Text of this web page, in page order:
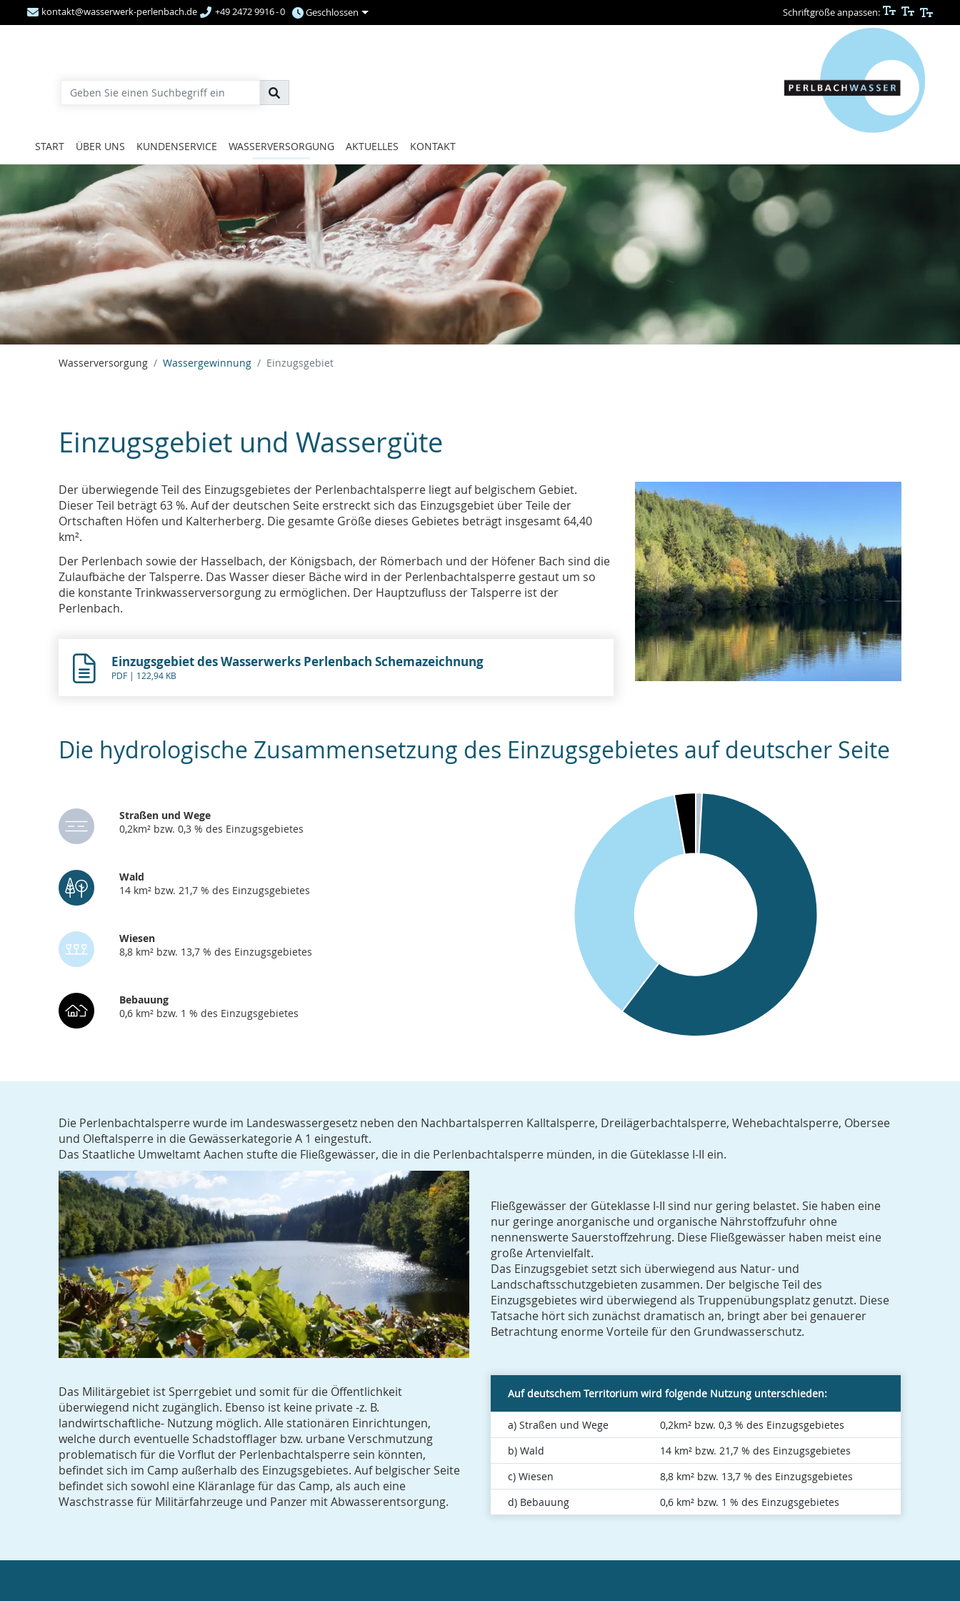
kontakt@wasserwerk-perlenbach.de +49 2472 9916 - 0 Geschlossen Schriftgröße anpassen:
Geben Sie einen Suchbegriff ein
START ÜBER UNS KUNDENSERVICE WASSERVERSORGUNG AKTUELLES KONTAKT
Wasserversorgung Wassergewinnung Einzugsgebiet
Einzugsgebiet und Wassergüte
Der überwiegende Teil des Einzugsgebietes der Perlenbachtalsperre liegt auf belgischem Gebiet.
Dieser Teil beträgt 63 %. Auf der deutschen Seite erstreckt sich das Einzugsgebiet über Teile der
Ortschaften Höfen und Kalterherberg. Die gesamte Größe dieses Gebietes beträgt insgesamt 64,40
km².
Der Perlenbach sowie der Hasselbach, der Königsbach, der Römerbach und der Höfener Bach sind die
Zulaufbäche der Talsperre. Das Wasser dieser Bäche wird in der Perlenbachtalsperre gestaut um so
die konstante Trinkwasserversorgung zu ermöglichen. Der Hauptzufluss der Talsperre ist der
Perlenbach.
Einzugsgebiet des Wasserwerks Perlenbach Schemazeichnung
PDF | 122,94 KB
Die hydrologische Zusammensetzung des Einzugsgebietes auf deutscher Seite
Straßen und Wege
0,2km² bzw. 0,3 % des Einzugsgebietes
Wald
14 km² bzw. 21,7 % des Einzugsgebietes
Wiesen
8,8 km² bzw. 13,7 % des Einzugsgebietes
Bebauung
0,6 km² bzw. 1 % des Einzugsgebietes
Die Perlenbachtalsperre wurde im Landeswassergesetz neben den Nachbartalsperren Kalltalsperre, Dreilägerbachtalsperre, Wehebachtalsperre, Obersee
und Oleftalsperre in die Gewässerkategorie A 1 eingestuft.
Das Staatliche Umweltamt Aachen stufte die Fließgewässer, die in die Perlenbachtalsperre münden, in die Güteklasse I-II ein.
Fließgewässer der Güteklasse I-II sind nur gering belastet. Sie haben eine
nur geringe anorganische und organische Nährstoffzufuhr ohne
nennenswerte Sauerstoffzehrung. Diese Fließgewässer haben meist eine
große Artenvielfalt.
Das Einzugsgebiet setzt sich überwiegend aus Natur- und
Landschaftsschutzgebieten zusammen. Der belgische Teil des
Einzugsgebietes wird überwiegend als Truppenübungsplatz genutzt. Diese
Tatsache hört sich zunächst dramatisch an, bringt aber bei genauerer
Betrachtung enorme Vorteile für den Grundwasserschutz.
Auf deutschem Territorium wird folgende Nutzung unterschieden:
a) Straßen und Wege
0,2km² bzw. 0,3 % des Einzugsgebietes
b) Wald
14 km² bzw. 21,7 % des Einzugsgebietes
c) Wiesen
8,8 km² bzw. 13,7 % des Einzugsgebietes
d) Bebauung
0,6 km² bzw. 1 % des Einzugsgebietes
Das Militärgebiet ist Sperrgebiet und somit für die Öffentlichkeit
überwiegend nicht zugänglich. Ebenso ist keine private -z. B.
landwirtschaftliche- Nutzung möglich. Alle stationären Einrichtungen,
welche durch eventuelle Schadstofflager bzw. urbane Verschmutzung
problematisch für die Vorflut der Perlenbachtalsperre sein könnten,
befindet sich im Camp außerhalb des Einzugsgebietes. Auf belgischer Seite
befindet sich sowohl eine Kläranlage für das Camp, als auch eine
Waschstrasse für Militärfahrzeuge und Panzer mit Abwasserentsorgung.